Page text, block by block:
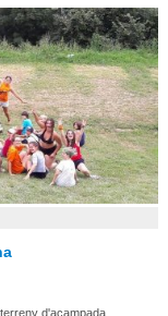
d'acampada